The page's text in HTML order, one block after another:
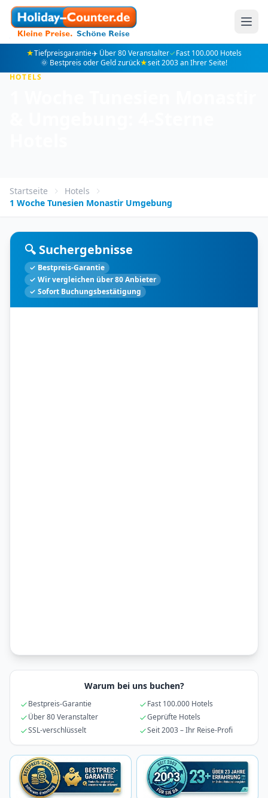
★Tiefpreisgarantie✈️ Über 80 Veranstalter✓Fast 100.000 Hotels
🌞 Bestpreis oder Geld zurück★seit 2003 an Ihrer Seite!
HOTELS
Startseite
Hotels
1 Woche Tunesien Monastir Umgebung
🔍 Suchergebnisse
✓ Bestpreis-Garantie
✓ Wir vergleichen über 80 Anbieter
✓ Sofort Buchungsbestätigung
Warum bei uns buchen?
Bestpreis-Garantie
Fast 100.000 Hotels
Über 80 Veranstalter
Geprüfte Hotels
SSL-verschlüsselt
Seit 2003 – Ihr Reise-Profi